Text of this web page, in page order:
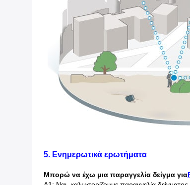
5. Ενημερωτικά ερωτήματα
Μπορώ να έχω μια παραγγελία δείγμα για